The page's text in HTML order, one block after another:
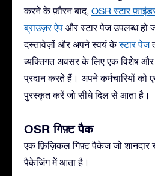
करने के फ़ौरन बाद, OSR स्टार
ब्राउज़र ऐप और स्टार पेज उपलब्ध हो
दस्तावेज़ों और अपने स्वयं केस्टार पेज
व्यक्तिगत अवसर के लिए एक विशेष और
प्रदान करते हैं। अपने कर्मचारियों को
पुरस्कृत करें जो सीधे दिल से आता है।
OSR गिफ़्ट पैक
एक फ़िज़िकल गिफ़्ट पैकेज जो शानदार
पैकेजिंग में आता है।